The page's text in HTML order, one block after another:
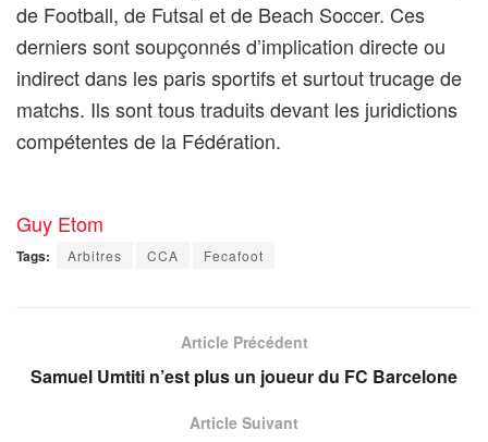
de Football, de Futsal et de Beach Soccer. Ces
derniers sont soupçonnés d’implication directe ou
indirect dans les paris sportifs et surtout trucage de
matchs. Ils sont tous traduits devant les juridictions
compétentes de la Fédération.
Guy Etom
Tags: Arbitres CCA Fecafoot
Article Précédent
Samuel Umtiti n’est plus un joueur du FC Barcelone
Article Suivant